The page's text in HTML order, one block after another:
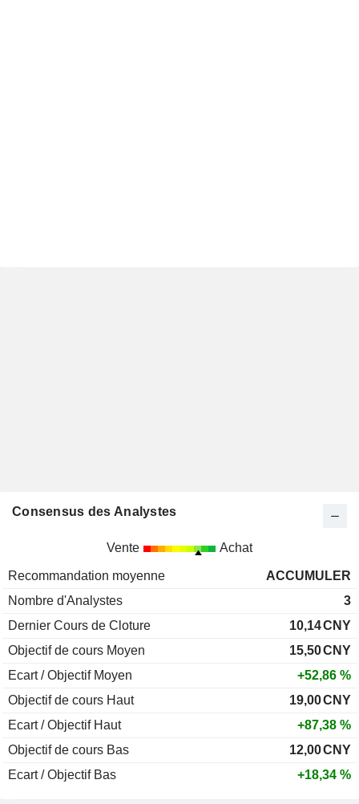
Consensus des Analystes
Vente Achat
Recommandation moyenne
ACCUMULER
Nombre d'Analystes
3
Dernier Cours de Cloture
10,14CNY
Objectif de cours Moyen
15,50CNY
Ecart / Objectif Moyen
+52,86 %
Objectif de cours Haut
19,00CNY
Ecart / Objectif Haut
+87,38 %
Objectif de cours Bas
12,00CNY
Ecart / Objectif Bas
+18,34 %